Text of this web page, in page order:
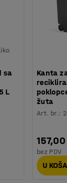
sa
L
Kanta
žuta
Art. br.:
bez PDV
U